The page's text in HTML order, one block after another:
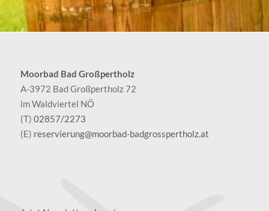
Moorbad Bad Großpertholz
A-3972 Bad Großpertholz 72
im Waldviertel NÖ
(T) 02857/2273
(E) reservierung@moorbad-badgrosspertholz.at